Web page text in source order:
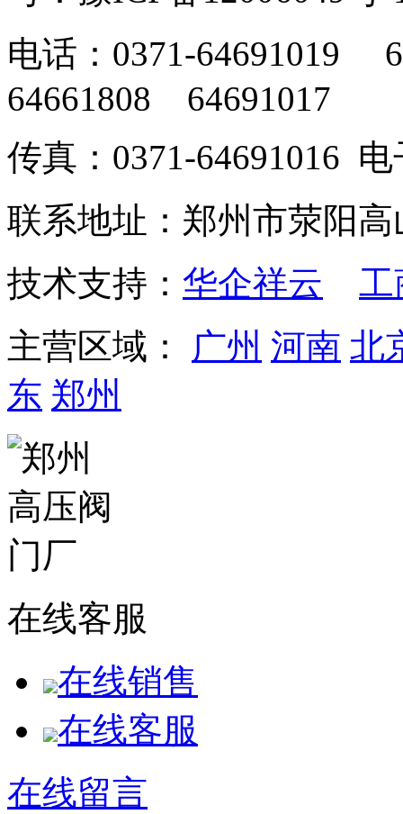
电话：0371-
64661808 64691017
传真：0371-64691016
联系地址：郑州市荥阳高
技术支持： 华企祥云
工
主营区域： 广州 河南 北
东 郑州
在线客服
在线销售
在线客服
在线留言